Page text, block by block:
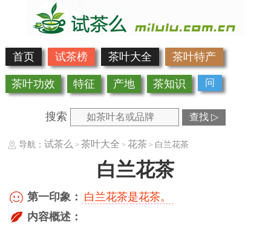
首页 试茶榜 茶叶大全 茶叶特产
茶叶功效 特征 产地 茶知识 问
搜索 查找 ▷
导航： 试茶么 > 茶叶大全 > 花茶 > 白兰花茶
白兰花茶
第一印象： 白兰花茶是花茶。
内容概述：